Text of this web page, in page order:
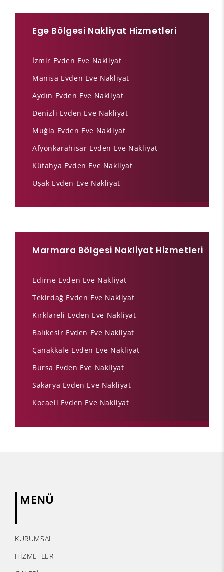
Ege Bölgesi Nakliyat Hizmetleri
İzmir Evden Eve Nakliyat
Manisa Evden Eve Nakliyat
Aydın Evden Eve Nakliyat
Denizli Evden Eve Nakliyat
Muğla Evden Eve Nakliyat
Afyonkarahisar Evden Eve Nakliyat
Kütahya Evden Eve Nakliyat
Uşak Evden Eve Nakliyat
Marmara Bölgesi Nakliyat Hizmetleri
Edirne Evden Eve Nakliyat
Tekirdağ Evden Eve Nakliyat
Kırklareli Evden Eve Nakliyat
Balıkesir Evden Eve Nakliyat
Çanakkale Evden Eve Nakliyat
Bursa Evden Eve Nakliyat
Sakarya Evden Eve Nakliyat
Kocaeli Evden Eve Nakliyat
MENÜ
KURUMSAL
HİZMETLER